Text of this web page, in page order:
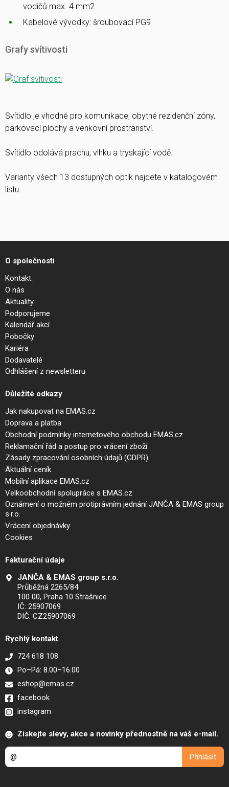
vodičů max. 4 mm2
Kabelové vývodky: šroubovací PG9
Grafy svítivosti
Svítidlo je vhodné pro komunikace, obytné rezidenční zóny,
parkovací plochy a venkovní prostranství.
Svítidlo odolává prachu, vlhku a tryskající vodě.
Varianty všech 13 dostupných optik najdete v katalogovém
listu.
O společnosti
Kontakt
O nás
Aktuality
Podporujeme
Kalendář akcí
Pobočky
Kariéra
Dodavatelé
Odhlášení z newsletteru
Důležité odkazy
Jak nakupovat na EMAS.cz
Doprava a platba
Obchodní podmínky internetového obchodu EMAS.cz
Reklamační řád a postup pro vrácení zboží
Zásady zpracování osobních údajů (GDPR)
Aktuální ceník
Mobilní aplikace EMAS.cz
Velkoobchodní spolupráce s EMAS.cz
Oznámení o možném protiprávním jednání JANČA & EMAS group
s.r.o.
Vrácení objednávky
Cookies
Fakturační údaje
JANČA & EMAS group s.r.o.
Průběžná 2265/84
100 00, Praha 10 Strašnice
IČ: 25907069
DIČ: CZ25907069
Rychlý kontakt
724 618 108
Po–Pá: 8.00–16.00
eshop@emas.cz
facebook
instagram
Získejte slevy, akce a novinky přednostně na váš e-mail.